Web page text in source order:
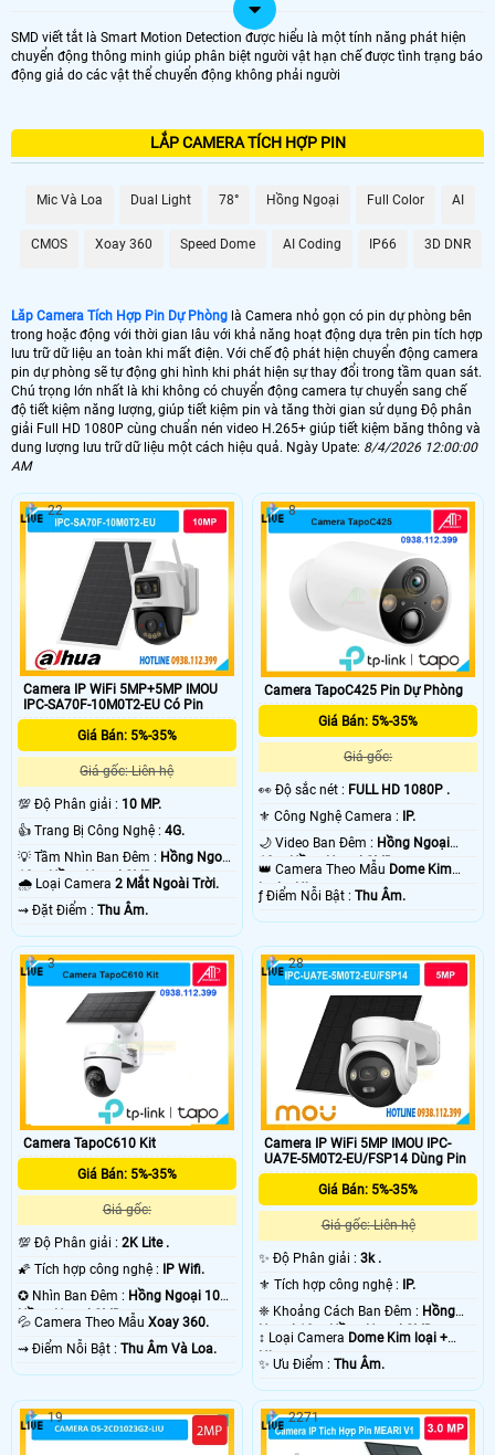
Được phát triển với công nghệ tiên tiến, Camera Tích Hợp Pin Dự Phòng không
chỉ là thiết bị giám sát vị trí chuyên dụng mà còn giải pháp hoàn hảo cho
những tình huống mất điện hoặc thiếu nguồn điện. Với khả năng hoạt động
dựa trên pin tích hợp, bạn có thể dễ dàng di chuyển và sử dụng camera tại
phân giải Full HD 1080P, giúp bạn quan sát mọi chi tiết một cách rõ nét và sắc
nét. chuẩn nén video H.265+ tiên tiến giúp tiết kiệm dung lượng lưu trữ trong
mà không lo sợ bị lỗi hay mất mát.
trong việc giám sát mà còn được ổn hơn với chất lượng hình ảnh và dữ liệu lưu
trữ đỉnh cao, đáp ứng mọi nhu cầu của bạn trong việc theo dõi và bảo vệ an
SMD viết tắt là Smart Motion Detection được hiểu là một tính năng phát hiện
chuyển động thông minh giúp phân biệt người vật hạn chế được tình trạng báo
động giả do các vật thể chuyển động không phải người
LẮP CAMERA TÍCH HỢP PIN
Mic Và Loa Dual Light 78° Hồng Ngoại Full Color AI
CMOS Xoay 360 Speed Dome AI Coding IP66 3D DNR
Lăp Camera Tích Hợp Pin Dự Phòng là Camera nhỏ gọn có pin dự phòng bên
trong hoặc động với thời gian lâu với khả năng hoạt động dựa trên pin tích hợp
lưu trữ dữ liệu an toàn khi mất điện. Với chế độ phát hiện chuyển động camera
pin dự phòng sẽ tự động ghi hình khi phát hiện sự thay đổi trong tầm quan sát.
Chú trọng lớn nhất là khi không có chuyển động camera tự chuyển sang chế
độ tiết kiệm năng lượng, giúp tiết kiệm pin và tăng thời gian sử dụng Độ phân
giải Full HD 1080P cùng chuẩn nén video H.265+ giúp tiết kiệm băng thông và
dung lượng lưu trữ dữ liệu một cách hiệu quả. Ngày Upate: 8/4/2026 12:00:00
AM
Camera IP WiFi 5MP+5MP IMOU
IPC-SA70F-10M0T2-EU Có Pin
Giá Bán: 5%-35%
Giá gốc: Liên hệ
💯 Độ Phân giải : 10 MP.
👍 Trang Bị Công Nghệ : 4G.
💡 Tầm Nhìn Ban Đêm : Hồng Ngoại
10m Hồng Ngoại SMD.
🌧️ Loại Camera 2 Mắt Ngoài Trời.
️⇝ Đặt Điểm : Thu Âm.
22
Camera TapoC425 Pin Dự Phòng
Giá Bán: 5%-35%
Giá gốc:
️👀 Độ sắc nét : FULL HD 1080P .
⚜️ Công Nghệ Camera : IP.
🌙 Video Ban Đêm : Hồng Ngoại
10m Hồng Ngoại SMD.
👑 Camera Theo Mẫu Dome Kim
loại + Nhựa.
️ƒ Điểm Nỗi Bật :Thu Âm.
8
Camera TapoC610 Kit
Giá Bán: 5%-35%
Giá gốc:
💯 Độ Phân giải : 2K Lite .
🌠 Tích hợp công nghệ : IP Wifi.
✪ Nhìn Ban Đêm : Hồng Ngoại 10m
Hồng Ngoại SMD.
💦 Camera Theo Mẫu Xoay 360.
️⇝ Điểm Nỗi Bật : Thu Âm Và Loa.
3
Camera IP WiFi 5MP IMOU IPC-
UA7E-5M0T2-EU/FSP14 Dùng Pin
Giá Bán: 5%-35%
Giá gốc: Liên hệ
✨ Độ Phân giải :3k .
⚜️ Tích hợp công nghệ : IP.
❈ Khoảng Cách Ban Đêm : Hồng
Ngoại 10m Hồng Ngoại SMD.
↕️ Loại Camera Dome Kim loại +
Nhựa.
️✨ Ưu Điểm :Thu Âm.
28
19 2271